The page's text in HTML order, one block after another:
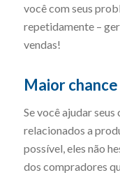
você com seus
repetidamente –
vendas!
Maior
Se você ajudar
relacionados a
possível, eles não
dos compradores